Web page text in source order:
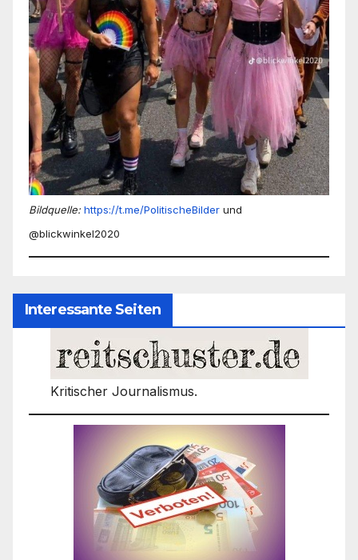
Bildquelle: https://t.me/PolitischeBilder und
@blickwinkel2020
Interessante Seiten
Kritischer Journalismus.